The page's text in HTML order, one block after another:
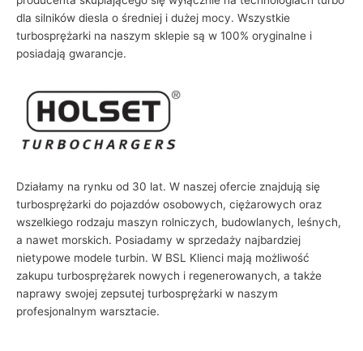
dla silników diesla o średniej i dużej mocy. Wszystkie
turbosprężarki na naszym sklepie są w 100% oryginalne i
posiadają gwarancje.
Działamy na rynku od 30 lat. W naszej ofercie znajdują się
turbosprężarki do pojazdów osobowych, ciężarowych oraz
wszelkiego rodzaju maszyn rolniczych, budowlanych, leśnych,
a nawet morskich. Posiadamy w sprzedaży najbardziej
nietypowe modele turbin. W BSL Klienci mają możliwość
zakupu turbosprężarek nowych i regenerowanych, a także
naprawy swojej zepsutej turbosprężarki w naszym
profesjonalnym warsztacie.